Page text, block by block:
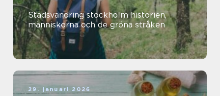
Stadsvandring stockholm historien,
människorna och de gröna stråken
29. januari 2026